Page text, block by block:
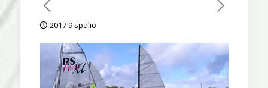
2017 9 spalio